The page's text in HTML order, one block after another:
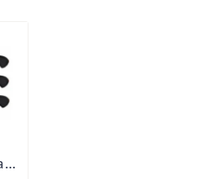
Nože Landig Diamant Giesser sada 3ks